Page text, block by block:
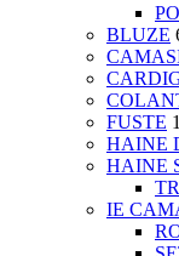
BLUZE
FUSTE
HAINE
HAINE
IE